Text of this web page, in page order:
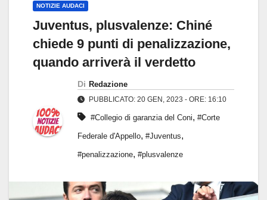
NOTIZIE AUDACI
Juventus, plusvalenze: Chiné
chiede 9 punti di penalizzazione,
quando arriverà il verdetto
Di Redazione
PUBBLICATO: 20 GEN, 2023 - ORE: 16:10
#Collegio di garanzia del Coni, #Corte
Federale d'Appello, #Juventus,
#penalizzazione, #plusvalenze